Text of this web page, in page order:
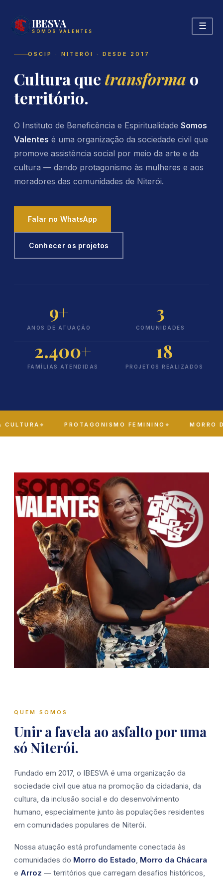
IBESVA
SOMOS VALENTES
☰
OSCIP · NITERÓI · DESDE 2017
Cultura que transforma o
território.
O Instituto de Beneficência e Espiritualidade Somos
Valentes é uma organização da sociedade civil que
promove assistência social por meio da arte e da
cultura — dando protagonismo às mulheres e aos
moradores das comunidades de Niterói.
Falar no WhatsApp
Conhecer os projetos
9+
ANOS DE ATUAÇÃO
3
COMUNIDADES
2.400+
FAMÍLIAS ATENDIDAS
18
PROJETOS REALIZADOS
PROTAGONISMO FEMININO MORRO
QUEM SOMOS
Unir a favela ao asfalto por uma
só Niterói.
Fundado em 2017, o IBESVA é uma organização da
sociedade civil que atua na promoção da cidadania, da
cultura, da inclusão social e do desenvolvimento
humano, especialmente junto às populações residentes
em comunidades populares de Niterói.
Nossa atuação está profundamente conectada às
comunidades do Morro do Estado, Morro da Chácara
e Arroz — territórios que carregam desafios históricos,